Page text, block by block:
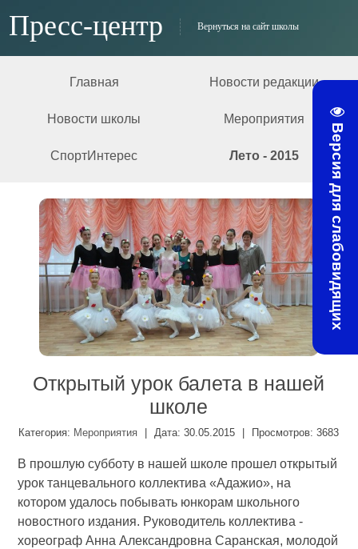
Версия для слабовидящих
Пресс-центр Вернуться на сайт школы
Главная Новости редакции
Новости школы Мероприятия
СпортИнтерес Лето - 2015
Открытый урок балета в нашей
школе
Категория: Мероприятия Дата: 30.05.2015 Просмотров: 3683
В прошлую субботу в нашей школе прошел открытый
урок танцевального коллектива «Адажио», на
котором удалось побывать юнкорам школьного
новостного издания. Руководитель коллектива -
хореограф Анна Александровна Саранская, молодой